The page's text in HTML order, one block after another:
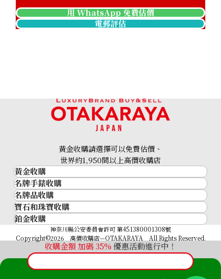
Garnet diamond ring 0.94ct
用 WhatsApp 免費估價
電郵評估
收購金額 加碼35% 優惠活動進行中！
黃金收購請選擇可以免費估價、
世界約1,950間以上高價收購店
黃金收購
黃金･金條
金條
金幣及銀幣
過去十年黃金價格
金飾
金頸鍊
名牌手錶收購
名牌手錶收購
勞力士 (Rolex)
Patek Philippe
Audemars Piguet
Vacheron Constantin
A. Lange & Söhne
Breguet
名牌品收購
名牌品收購
HERMES
LOUIS VUITTON
CHANEL
卡地亞（Cartier）
CELINE
寶石和珠寶收購
寶石和珠寶
祖母綠
藍寶石
紅寶石
鉑金收購
神奈川縣公安委員會許可 第451380001308號
Copyright©2026 高價收購店—OTAKARAYA All Rights Reserved.